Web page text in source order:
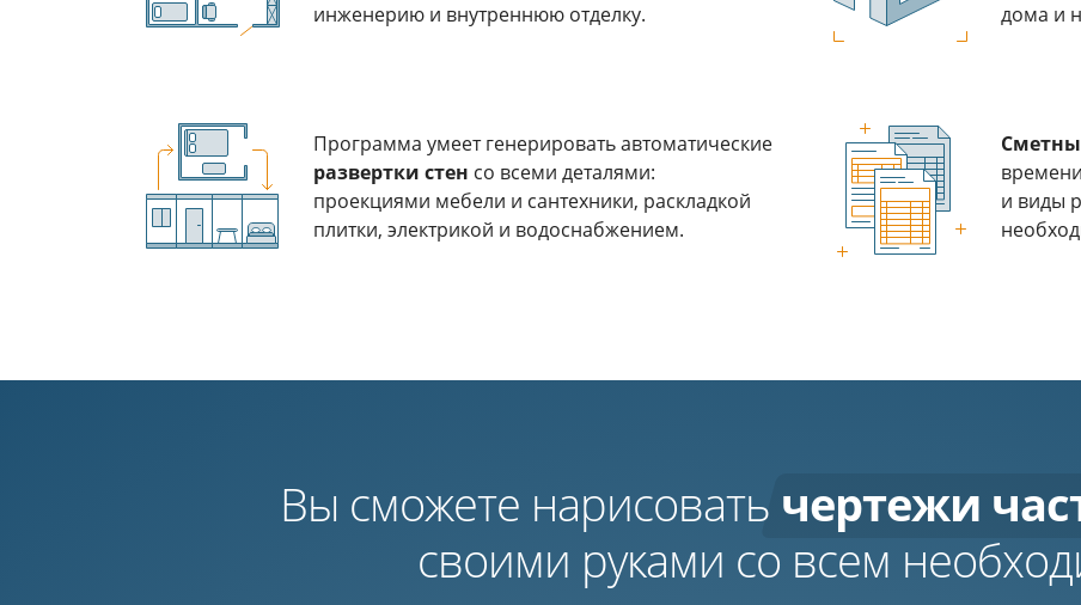
инженерию и внутреннюю отделку.
дома и
Программа умеет генерировать автоматические
развертки стен со всеми деталями:
проекциями мебели и сантехники, раскладкой
плитки, электрикой и водоснабжением.
и виды
Вы сможете нарисовать чертежи
своими руками со всем